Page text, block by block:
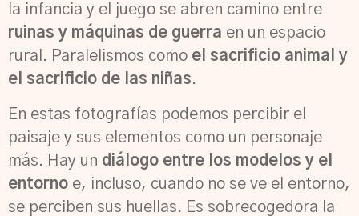
la infancia y el juego se abren camino entre
ruinas y máquinas de guerra en un espacio
rural. Paralelismos como el sacrificio animal y
el sacrificio de las niñas.
En estas fotografías podemos percibir el
paisaje y sus elementos como un personaje
más. Hay un diálogo entre los modelos y el
entorno e, incluso, cuando no se ve el entorno,
se perciben sus huellas. Es sobrecogedora la